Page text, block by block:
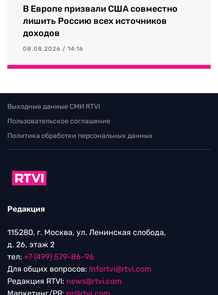
В Европе призвали США совместно
лишить Россию всех источников
доходов
08.08.2026 / 14:16
Выходные данные СМИ RTVI
Пользовательское соглашение
Политика обработки персональных данных
Редакция
115280, г. Москва, ул. Ленинская слобода,
д. 26, этаж 2
тел: +7 (499) 579-86-96
Для общих вопросов: Infortvi@rtvi.com
Редакция RTVI: news@rtvi.com